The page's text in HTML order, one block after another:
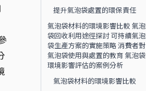
提升氣泡袋處置的環保責任
氣泡袋材料的環境影響比較 氣泡
袋回收利用途徑探討 可持續氣泡
袋生產方案的實施策略 消費者對
氣泡袋使用與處置的教育 氣泡袋
環境影響評估的案例分析
氣泡袋材料的環境影響比較